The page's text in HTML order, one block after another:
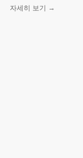
자세히 보기 →